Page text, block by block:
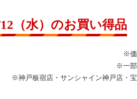
（水）のお買い得品
※価
※一部
※神戸板宿店・サンシャイン神戸店・